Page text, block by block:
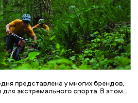
представлена у многих брендов,
экстремального спорта. В этом...